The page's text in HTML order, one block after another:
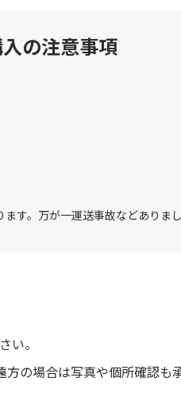
の注意事項
す。万が一運送事故などありま
い。
の場合は写真や個所確認も